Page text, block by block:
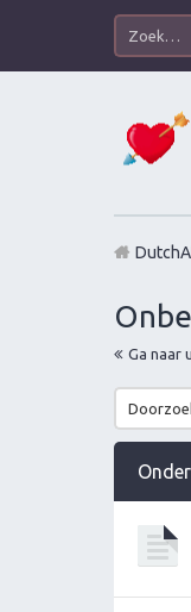
Ga naar